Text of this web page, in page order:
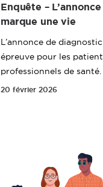
Enquête –
marque une vie
L’annonce de
épreuve pour les
professionnels de santé.
20 février 2026